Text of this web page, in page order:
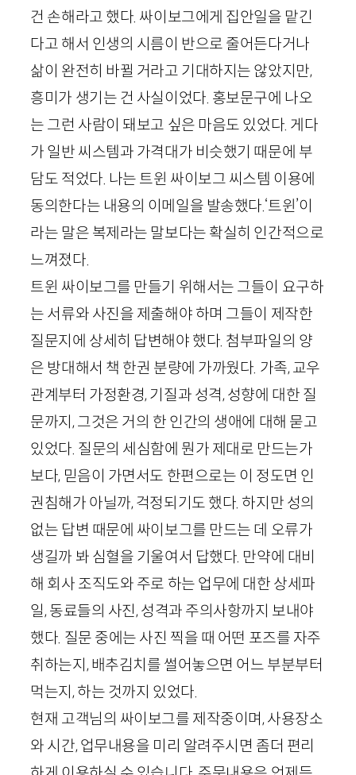
건 손해라고 했다. 싸이보그에게 집안일을 맡긴
다고 해서 인생의 시름이 반으로 줄어든다거나
삶이 완전히 바뀔 거라고 기대하지는 않았지만,
흥미가 생기는 건 사실이었다. 홍보문구에 나오
는 그런 사람이 돼보고 싶은 마음도 있었다. 게다
가 일반 씨스템과 가격대가 비슷했기 때문에 부
담도 적었다. 나는 트윈 싸이보그 씨스템 이용에
동의한다는 내용의 이메일을 발송했다.‘트윈’이
라는 말은 복제라는 말보다는 확실히 인간적으로
느껴졌다.
트윈 싸이보그를 만들기 위해서는 그들이 요구하
는 서류와 사진을 제출해야 하며 그들이 제작한
질문지에 상세히 답변해야 했다. 첨부파일의 양
은 방대해서 책 한권 분량에 가까웠다. 가족, 교우
관계부터 가정환경, 기질과 성격, 성향에 대한 질
문까지, 그것은 거의 한 인간의 생애에 대해 묻고
있었다. 질문의 세심함에 뭔가 제대로 만드는가
보다, 믿음이 가면서도 한편으로는 이 정도면 인
권침해가 아닐까, 걱정되기도 했다. 하지만 성의
없는 답변 때문에 싸이보그를 만드는 데 오류가
생길까 봐 심혈을 기울여서 답했다. 만약에 대비
해 회사 조직도와 주로 하는 업무에 대한 상세파
일, 동료들의 사진, 성격과 주의사항까지 보내야
했다. 질문 중에는 사진 찍을 때 어떤 포즈를 자주
취하는지, 배추김치를 썰어놓으면 어느 부분부터
먹는지, 하는 것까지 있었다.
현재 고객님의 싸이보그를 제작중이며, 사용장소
와 시간, 업무내용을 미리 알려주시면 좀더 편리